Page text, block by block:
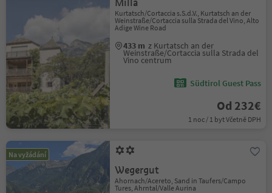
Milla
Kurtatsch/Cortaccia s.S.d.V., Kurtatsch an der
Weinstraße/Cortaccia sulla Strada del Vino, Alto
Adige Wine Road
433 m z Kurtatsch an der
Weinstraße/Cortaccia sulla Strada del
Vino centrum
Südtirol Guest Pass
Od 232€
1 noc / 1 byt Včetně DPH
Na vyžádání
Wegergut
Ahornach/Acereto, Sand in Taufers/Campo
Tures, Ahrntal/Valle Aurina